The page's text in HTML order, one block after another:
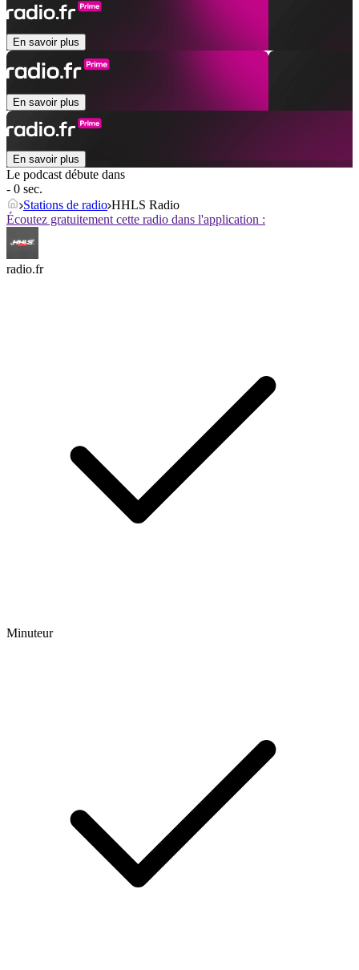
En savoir plus
En savoir plus
En savoir plus
Le podcast débute dans
- 0 sec.
Stations de radio HHLS Radio
Écoutez gratuitement cette radio dans l'application :
radio.fr
Minuteur